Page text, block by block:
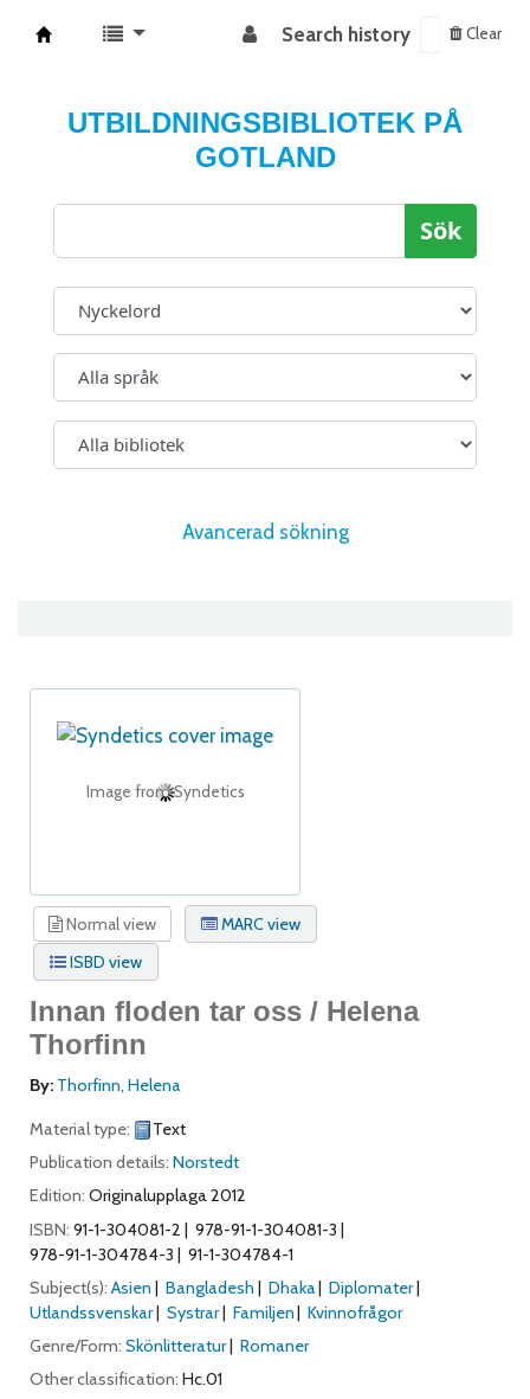
Search history Clear
UTBILDNINGSBIBLIOTEK PÅ
GOTLAND
Sök
Avancerad sökning
Image from Syndetics
Normal view
MARC view
ISBD view
Innan floden tar oss / Helena
Thorfinn
By: Thorfinn, Helena
Material type:
Text
Publication details: Norstedt
Edition: Originalupplaga 2012
ISBN: 91-1-304081-2
978-91-1-304081-3
978-91-1-304784-3
91-1-304784-1
Subject(s): Asien Bangladesh Dhaka
Diplomater
Utlandssvenskar
Systrar Familjen
Kvinnofrågor
Genre/Form: Skönlitteratur
Romaner
Other classification: Hc.01